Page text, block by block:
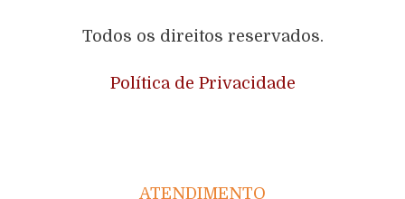
Todos os direitos reservados.
Política de Privacidade
ATENDIMENTO